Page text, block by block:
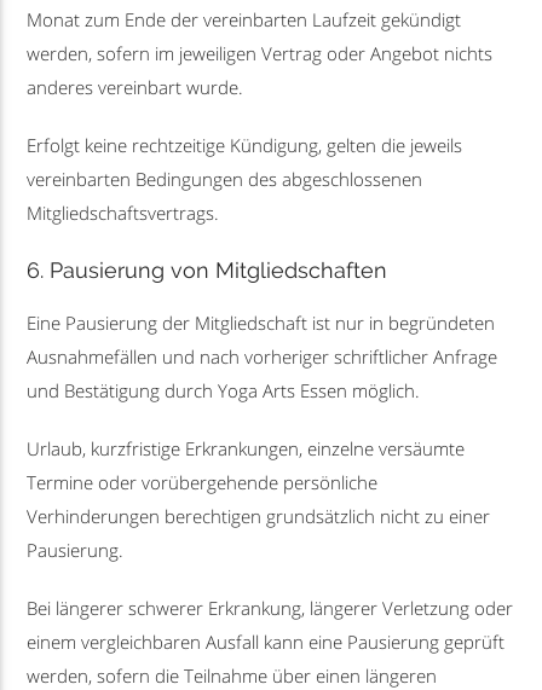
Monat zum Ende der vereinbarten Laufzeit gekündigt
werden, sofern im jeweiligen Vertrag oder Angebot nichts
anderes vereinbart wurde.
Erfolgt keine rechtzeitige Kündigung, gelten die jeweils
vereinbarten Bedingungen des abgeschlossenen
Mitgliedschaftsvertrags.
6. Pausierung von Mitgliedschaften
Eine Pausierung der Mitgliedschaft ist nur in begründeten
Ausnahmefällen und nach vorheriger schriftlicher Anfrage
und Bestätigung durch Yoga Arts Essen möglich.
Urlaub, kurzfristige Erkrankungen, einzelne versäumte
Termine oder vorübergehende persönliche
Verhinderungen berechtigen grundsätzlich nicht zu einer
Pausierung.
Bei längerer schwerer Erkrankung, längerer Verletzung oder
einem vergleichbaren Ausfall kann eine Pausierung geprüft
werden, sofern die Teilnahme über einen längeren